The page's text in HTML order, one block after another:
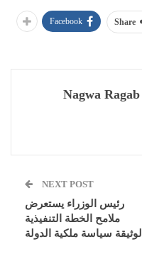
Share
Facebook
Nagwa Ragab
NEXT POST
رئيس الوزراء يستعرض
ملامح الخطة التنفيذية
لوثيقة سياسة ملكية الدولة